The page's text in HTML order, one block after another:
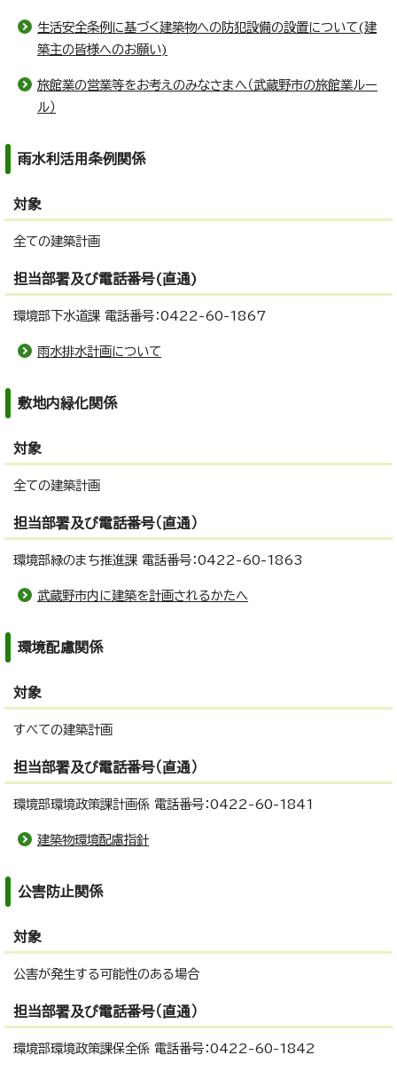
生活安全条例に基づく建築物への防犯設備の設置について(建
築主の皆様へのお願い)
旅館業の営業等をお考えのみなさまへ（武蔵野市の旅館業ルー
ル）
雨水利活用条例関係
対象
全ての建築計画
担当部署及び電話番号(直通)
環境部下水道課 電話番号：0422-60-1867
雨水排水計画について
敷地内緑化関係
対象
全ての建築計画
担当部署及び電話番号（直通）
環境部緑のまち推進課 電話番号：0422-60-1863
武蔵野市内に建築を計画されるかたへ
環境配慮関係
対象
すべての建築計画
担当部署及び電話番号（直通）
環境部環境政策課計画係 電話番号：0422-60-1841
建築物環境配慮指針
公害防止関係
対象
公害が発生する可能性のある場合
担当部署及び電話番号（直通）
環境部環境政策課保全係 電話番号：0422-60-1842